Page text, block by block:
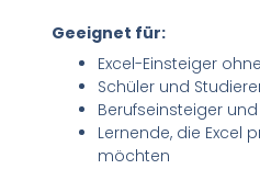
Geeignet für:
Excel-Einsteiger
Schüler und
Berufseinsteiger
Lernende, die Excel
möchten